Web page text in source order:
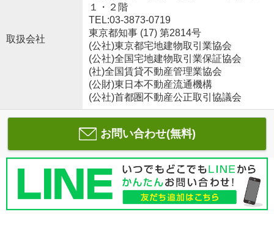
取扱会社
１・２階
TEL:03-3873-0719
東京都知事 (17) 第2814号
(公社)東京都宅地建物取引業協会
(公社)全国宅地建物取引業保証協会
(社)全国賃貸不動産管理業協会
(公財)東日本不動産流通機構
(公社)首都圏不動産公正取引協議会
お問い合わせ(無料)